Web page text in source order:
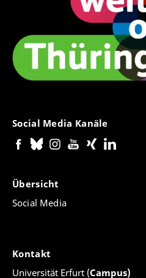
Social Media Kanäle
Übersicht
Social Media
Kontakt
Universität Erfurt (Campus)